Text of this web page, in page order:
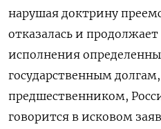
нарушая доктрину
отказалась и
исполнения
государственным
предшественником,
говорится в исковом